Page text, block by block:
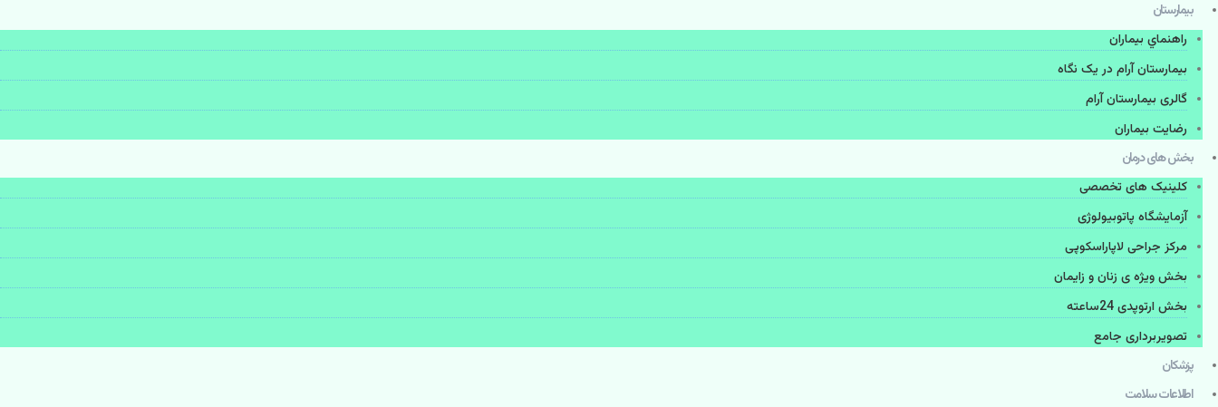
بيمارستان
راهنماي بیماران
بیمارستان آرام در یک نگاه
گالری بیمارستان آرام
رضایت بیماران
بخش های درمان
کلینیک های تخصصی
آزمایشگاه پاتوبیولوژی
مرکز جراحی لاپاراسکوپی
بخش ویژه ی زنان و زایمان
بخش ارتوپدی 24ساعته
تصویربرداری جامع
پزشكان
اطلاعات سلامت